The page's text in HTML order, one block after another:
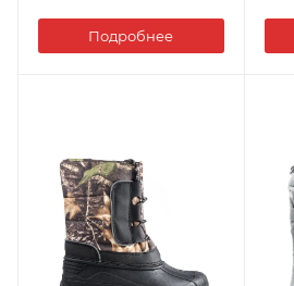
Подробнее